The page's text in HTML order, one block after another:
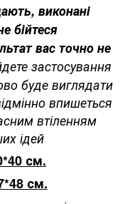
виконані
бійтеся
вас точно не
застосування
буде виглядати
впишеться
втіленням
ідей
см.
см.